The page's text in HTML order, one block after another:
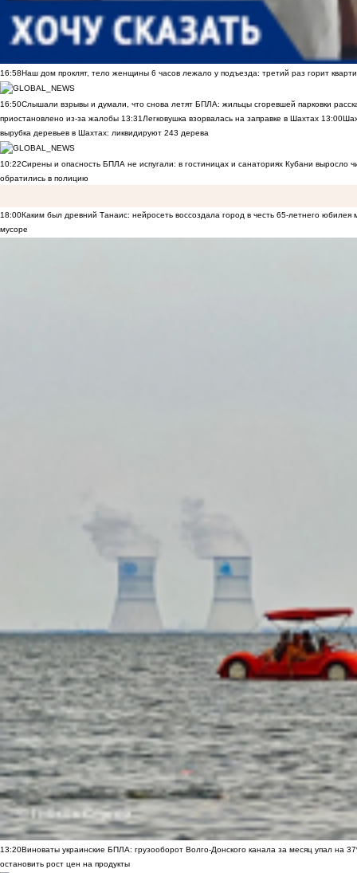
16:58Наш дом проклят, тело женщины 6 часов лежало у подъезда: третий раз горит
16:50Слышали взрывы и думали, что снова летят БПЛА: жильцы сгоревшей парковки
приостановлено из-за жалобы 13:31 Легковушка взорвалась на заправке в Шахтах 13:00
вырубка деревьев в Шахтах: ликвидируют 243 дерева
10:22Сирены и опасность БПЛА не испугали: в гостиницах и санаториях Кубани выросло
обратились в полицию
18:00Каким был древний Танаис: нейросеть воссоздала город в честь 65-летнего юбилея
мусоре
13:20Виноваты украинские БПЛА: грузооборот Волго-Донского канала за месяц упал на
остановить рост цен на продукты